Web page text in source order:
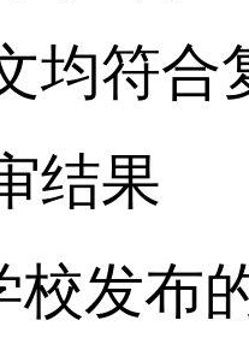
均符合
结果
校发布